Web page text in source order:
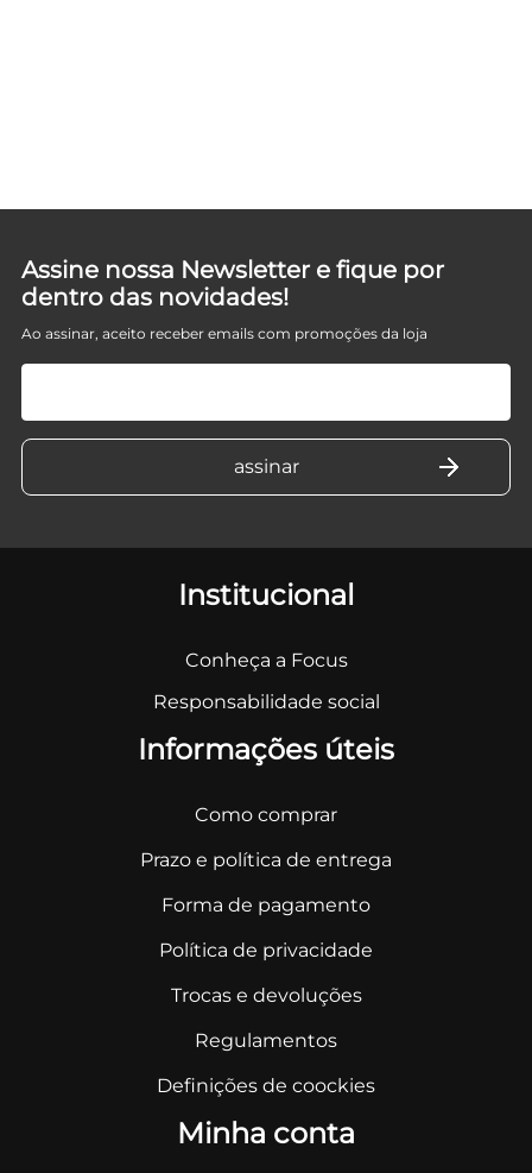
Assine nossa Newsletter e fique por
dentro das novidades!
Ao assinar, aceito receber emails com promoções da loja
Institucional
Conheça a Focus
Responsabilidade social
Informações úteis
Como comprar
Prazo e política de entrega
Forma de pagamento
Política de privacidade
Trocas e devoluções
Regulamentos
Definições de coockies
Minha conta